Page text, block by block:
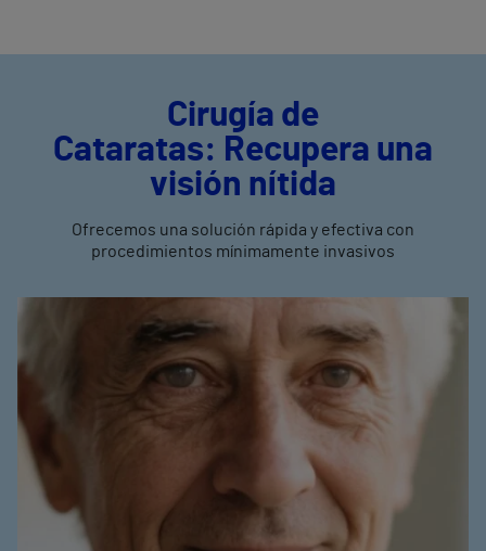
Cirugía de
Cataratas: Recupera una
visión nítida
Ofrecemos una solución rápida y efectiva con
procedimientos mínimamente invasivos